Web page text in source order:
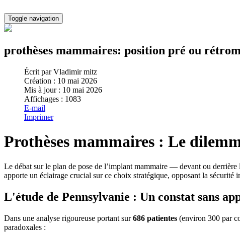
Toggle navigation
prothèses mammaires: position pré ou
Écrit parVladimir mitz
Création : 10 mai 2026
Mis à jour : 10 mai 2026
Affichages : 1083
E-mail
Imprimer
Prothèses mammaires : Le
Le débat sur le plan de pose de l’implant mammaire — devant ou
apporte un éclairage crucial sur ce choix stratégique, opposant la sécurité
L'étude de Pennsylvanie : Un constat sans
Dans une analyse rigoureuse portant sur686 patientes (environ 300 par
paradoxales :